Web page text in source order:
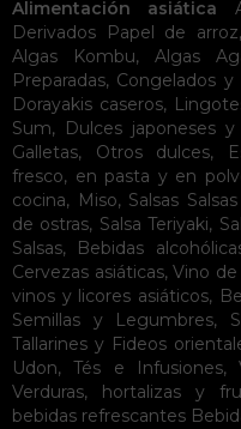
Alimentación asiática
Derivados
Papel de arroz,
Algas Kombu, Algas
Preparadas, Congelados y
Dorayakis caseros,
Sum, Dulces japoneses
Galletas, Otros dulces,
fresco, en pasta y en
cocina, Miso, Salsas
de ostras, Salsa Teriyaki,
Salsas, Bebidas
Cervezas asiáticas, Vino de
vinos y licores asiáticos,
Semillas y Legumbres,
Tallarines y Fideos
Udon,Tés e Infusiones,
Verduras, hortalizas y
bebidas refrescantes